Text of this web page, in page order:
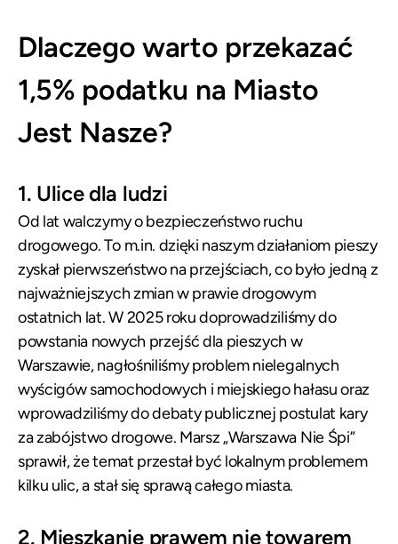
Dlaczego warto przekazać
1,5% podatku na Miasto
Jest Nasze?
1. Ulice dla ludzi
Od lat walczymy o bezpieczeństwo ruchu
drogowego. To m.in. dzięki naszym działaniom pieszy
zyskał pierwszeństwo na przejściach, co było jedną z
najważniejszych zmian w prawie drogowym
ostatnich lat. W 2025 roku doprowadziliśmy do
powstania nowych przejść dla pieszych w
Warszawie, nagłośniliśmy problem nielegalnych
wyścigów samochodowych i miejskiego hałasu oraz
wprowadziliśmy do debaty publicznej postulat kary
za zabójstwo drogowe. Marsz „Warszawa Nie Śpi”
sprawił, że temat przestał być lokalnym problemem
kilku ulic, a stał się sprawą całego miasta.
2. Mieszkanie prawem nie towarem